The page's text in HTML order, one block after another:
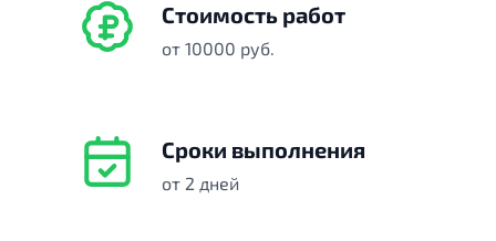
Стоимость работ
от 10000 руб.
Сроки выполнения
от 2 дней